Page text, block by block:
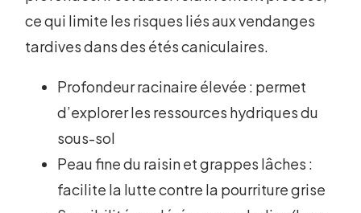
ce qui limite les risques liés aux vendanges
tardives dans des étés caniculaires.
Profondeur racinaire élevée : permet
d’explorer les ressources hydriques du
sous-sol
Peau fine du raisin et grappes lâches :
facilite la lutte contre la pourriture grise